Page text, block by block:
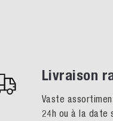
Livraison
Vaste
24h ou à la date